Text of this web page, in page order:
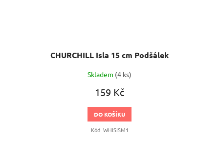
CHURCHILL Isla 15 cm Podšálek
Skladem (4 ks)
159 Kč
DO KOŠÍKU
Kód: WHISISM1